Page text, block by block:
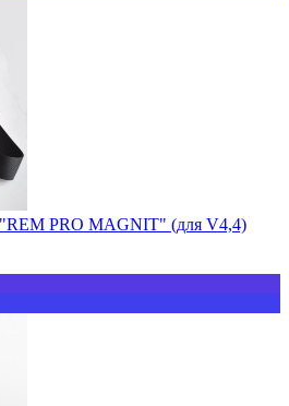
PRO MAGNIT" (для V4,4)